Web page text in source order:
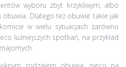
wyboru zbyt krzykliwym, albo
Dlatego też obuwie takie jak
w wielu sytuacjach zarówno
luźniejszych spotkań, na przykład